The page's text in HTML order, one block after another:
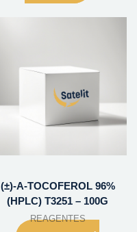
(±)-A-TOCOFEROL 96%
(HPLC) T3251 – 100G
REAGENTES